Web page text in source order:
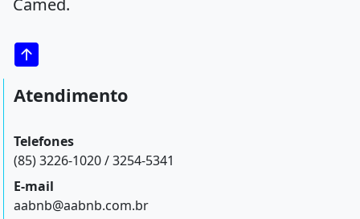
Camed.
Atendimento
Telefones
(85) 3226-1020 / 3254-5341
E-mail
aabnb@aabnb.com.br